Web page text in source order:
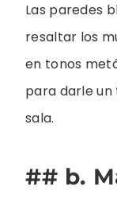
Las paredes
resaltar los
en tonos
para darle
sala.
## b.